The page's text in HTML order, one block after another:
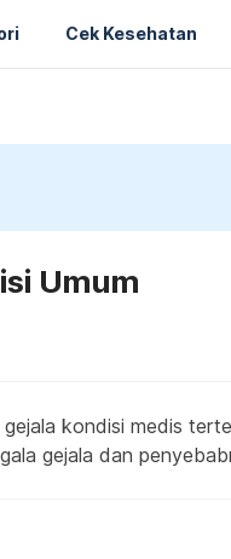
Cek Kesehatan
Umum
kondisi medis
gejala dan